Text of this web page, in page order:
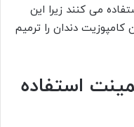
می کنند زیرا این
دندان را ترمیم
استفاده